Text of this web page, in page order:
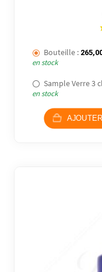
Bouteille :
en stock
Sample Verre 3
en stock
AJOUTER